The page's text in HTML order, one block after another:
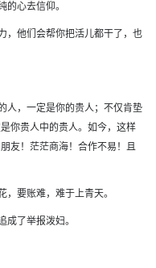
的心去信仰。
，他们会帮你把活儿都干了，也
人，一定是你的贵人；不仅肯垫
你贵人中的贵人。如今，这样
友！茫茫商海！合作不易！且
要账难，难于上青天。
了举报泼妇。